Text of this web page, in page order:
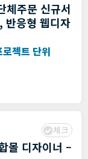
주문 신규서
반응형 웹디자
젝트 단위
체크
몰 디자이너 –